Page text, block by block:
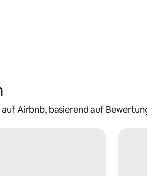
Airbnb, basierend auf